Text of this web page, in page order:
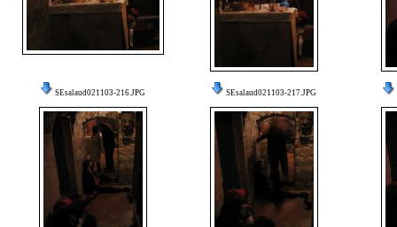
SEsalaud021103-216.JPG SEsalaud021103-217.JPG